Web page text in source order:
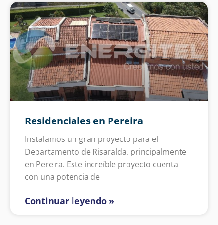
Residenciales en Pereira
Instalamos un gran proyecto para el
Departamento de Risaralda, principalmente
en Pereira. Este increíble proyecto cuenta
con una potencia de
Continuar leyendo »